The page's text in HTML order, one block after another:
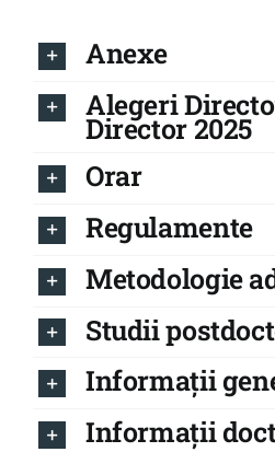
Anexe
Alegeri
Director 2025
Orar
Regulamente
Metodologie
Studii
Informații
Informații